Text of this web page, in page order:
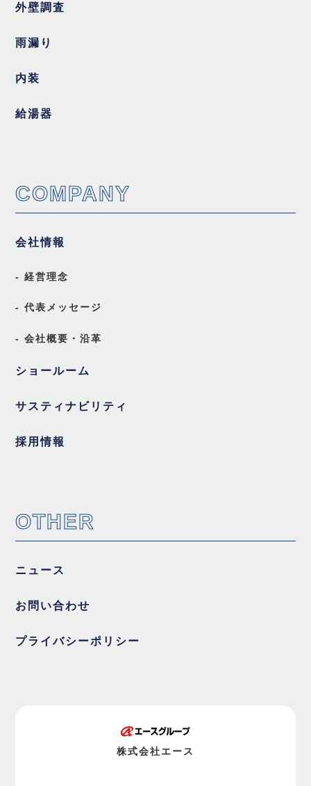
外壁調査
雨漏り
内装
給湯器
COMPANY
会社情報
- 経営理念
- 代表メッセージ
- 会社概要・沿革
ショールーム
サスティナビリティ
採用情報
OTHER
ニュース
お問い合わせ
プライバシーポリシー
株式会社エース